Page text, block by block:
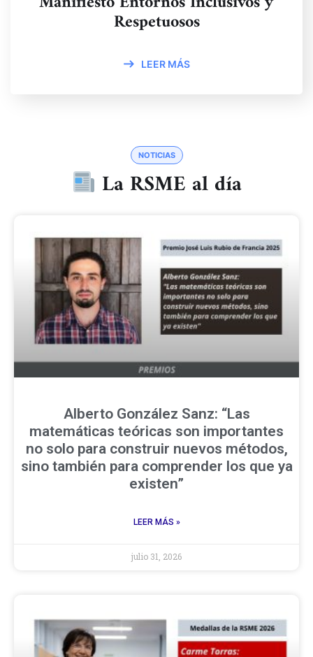
Respetuosos
LEER MÁS
NOTICIAS
La RSME al día
Alberto González Sanz: “Las
matemáticas teóricas son importantes
no solo para construir nuevos métodos,
sino también para comprender los que ya
existen”
LEER MÁS »
julio 31, 2026